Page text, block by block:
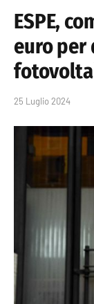
ESPE,
euro per
25 Luglio 2024